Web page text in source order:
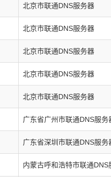
北京市联通DNS服务器
北京市联通DNS服务器
北京市联通DNS服务器
北京市联通DNS服务器
北京市联通DNS服务器
广东省广州市联通DNS服务
广东省深圳市联通DNS服务
内蒙古呼和浩特市联通DNS